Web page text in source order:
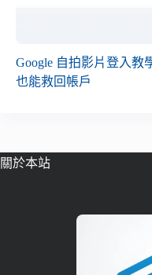
Google 自拍影片登入教
也能救回帳戶
關於本站